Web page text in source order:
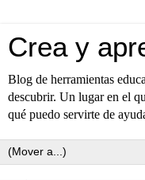
Crea y
Blog de herramientas
descubrir. Un lugar en el
qué puedo servirte de